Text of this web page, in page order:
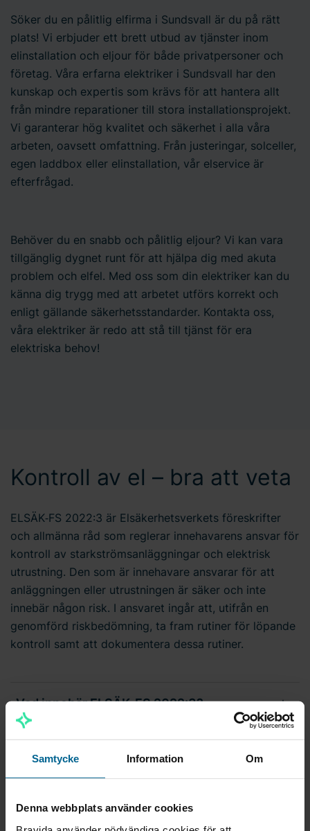
Samtycke Information Om
Denna webbplats använder cookies
Söker du en pålitlig elfirma i Sundsvall är du på rätt
plats! Vi erbjuder ett brett utbud av tjänster inom
elinstallation och eljour för både privatpersoner och
företag. Våra erfarna elektriker i Sundsvall har den
kunskap och expertis som krävs för att hantera allt
från mindre reparationer till stora installationsprojekt.
Vi garanterar hög kvalitet och säkerhet i alla våra
arbeten, oavsett omfattning. Från justeringar, solceller,
egen laddbox eller elinstallation, vår elservice är
efterfrågad.
Behöver du en snabb och pålitlig eljour? Vi kan vara
tillgänglig dygnet runt för att hjälpa dig med akuta
problem och elfel. Med oss som din elektriker kan du
känna dig trygg med att arbetet utförs korrekt och
enligt gällande säkerhetsstandarder. Kontakta oss,
våra elektriker är redo att stå till tjänst för era
elektriska behov!
Kontroll av el – bra att veta
ELSÄK‑FS 2022:3 är Elsäkerhetsverkets föreskrifter
och allmänna råd som reglerar innehavarens ansvar för
kontroll av starkströmsanläggningar och elektrisk
utrustning. Den som är innehavare ansvarar för att
anläggningen eller utrustningen är säker och inte
innebär någon risk. I ansvaret ingår att, utifrån en
genomförd riskbedömning, ta fram rutiner för löpande
kontroll samt att dokumentera dessa rutiner.
Vad innebär ELSÄK-FS 2022:3?
Vem är ansvarig?